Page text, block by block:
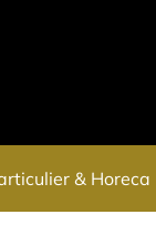
& Horeca